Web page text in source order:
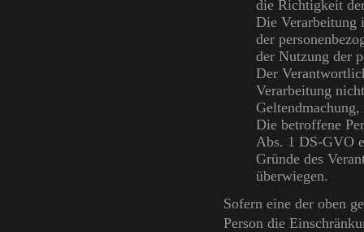
die Richtigkeit
Die Verarbeitung
der
der Nutzung der
Der
Verarbeitung
Die betroffene
Abs. 1 DS-GVO
Gründe des
überwiegen.
Sofern eine der oben
Person die